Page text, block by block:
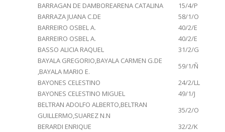
BARRAGAN DE DAMBOREARENA CATALINA
15/4/P
BARRAZA JUANA C.DE
58/1/O
BARREIRO OSBEL A.
40/2/E
BARREIRO OSBEL A.
40/2/E
BASSO ALICIA RAQUEL
31/2/G
BAYALA GREGORIO,BAYALA CARMEN G.DE
,BAYALA MARIO E.
59/1/Ñ
BAYONES CELESTINO
24/2/LL
BAYONES CELESTINO MIGUEL
49/1/J
BELTRAN ADOLFO ALBERTO,BELTRAN
GUILLERMO,SUAREZ N.N
35/2/O
BERARDI ENRIQUE
32/2/K